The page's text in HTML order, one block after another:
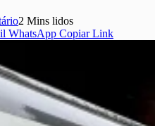
2 Mins lidos
WhatsApp Copiar Link